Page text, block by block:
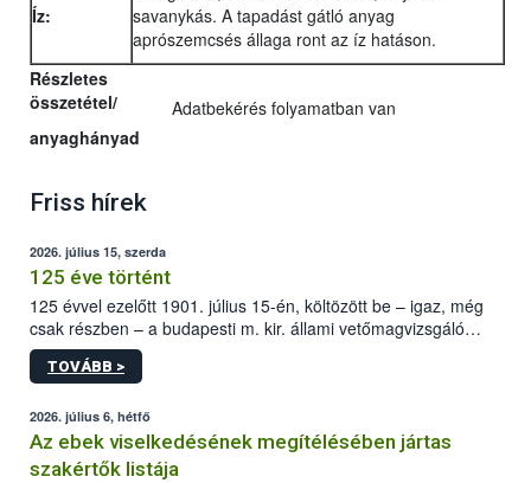
Íz:
savanykás. A tapadást gátló anyag
aprószemcsés állaga ront az íz hatáson.
Részletes
összetétel/
anyaghányad
Adatbekérés folyamatban van
Friss hírek
2026. július 15, szerda
125 éve történt
125 évvel ezelőtt 1901. július 15-én, költözött be – igaz, még
csak részben – a budapesti m. kir. állami vetőmagvizsgáló
állomás a Kis Rókus utca 15. szám alatti, Czigler Győző által
tervezett új épületébe.
TOVÁBB >
2026. július 6, hétfő
Az ebek viselkedésének megítélésében jártas
szakértők listája